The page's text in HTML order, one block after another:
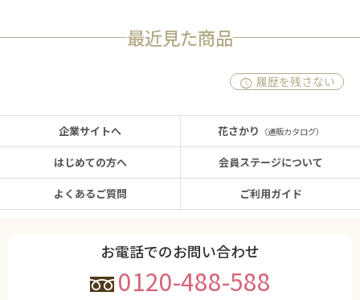
最近見た商品
履歴を残さない
企業サイトへ
はじめての方へ
よくあるご質問
花さかり （通販カタログ）
会員ステージについて
ご利用ガイド
お電話でのお問い合わせ
0120-488-588